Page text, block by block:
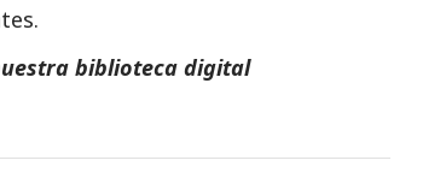
biblioteca digital